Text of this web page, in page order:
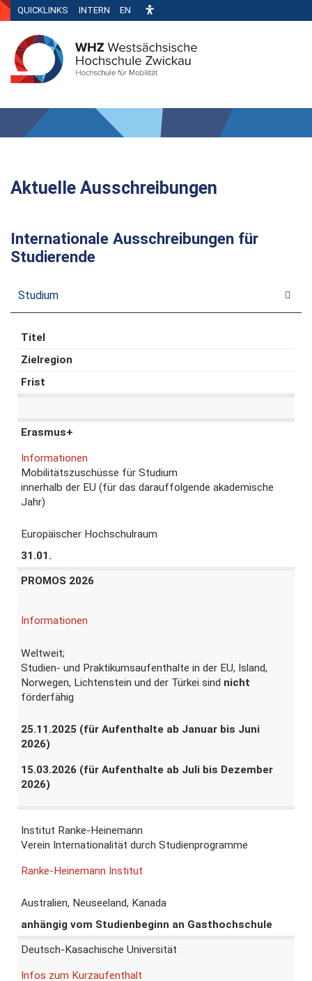
QUICKLINKS INTERN EN
Aktuelle Ausschreibungen
Internationale Ausschreibungen für
Studierende
Studium
Titel
Zielregion
Frist
Erasmus+
Informationen
Mobilitätszuschüsse für Studium
innerhalb der EU (für das darauffolgende akademische
Jahr)
Europäischer Hochschulraum
31.01.
PROMOS 2026
Informationen
Weltweit;
Studien- und Praktikumsaufenthalte in der EU, Island,
Norwegen, Lichtenstein und der Türkei sind nicht
förderfähig
25.11.2025 (für Aufenthalte ab Januar bis Juni
2026)
15.03.2026 (für Aufenthalte ab Juli bis Dezember
2026)
Institut Ranke-Heinemann
Verein Internationalität durch Studienprogramme
Ranke-Heinemann Institut
Australien, Neuseeland, Kanada
anhängig vom Studienbeginn an Gasthochschule
Deutsch-Kasachische Universität
Infos zum Kurzaufenthalt